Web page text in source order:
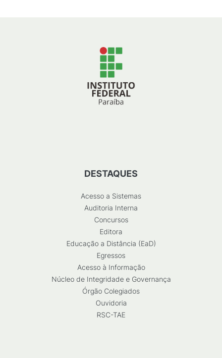
DESTAQUES
Acesso a Sistemas
Auditoria Interna
Concursos
Editora
Educação a Distância (EaD)
Egressos
Acesso à Informação
Núcleo de Integridade e Governança
Órgão Colegiados
Ouvidoria
RSC-TAE